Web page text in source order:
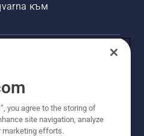
към
you agree to the storing of
site navigation, analyze
marketing efforts.